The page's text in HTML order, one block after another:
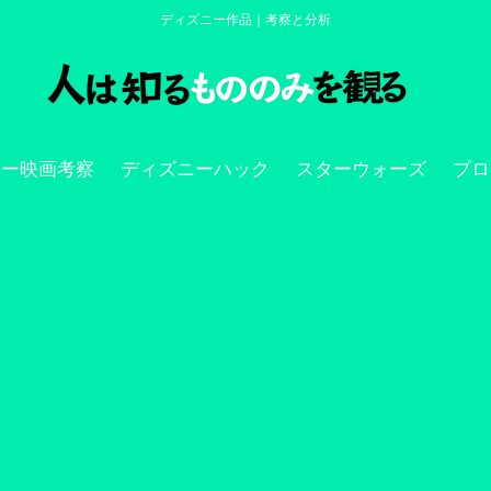
ディズニー作品｜考察と分析
映画考察 ディズニーハック スターウォーズ プ